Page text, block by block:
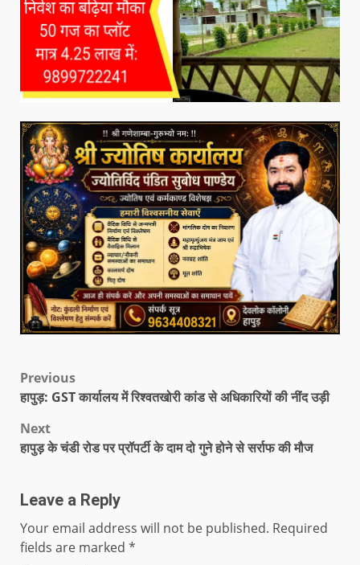
Previous
हापुड़: GST कार्यालय में रिश्वतखोरी कांड से अधिकारियों की नींद उड़ी
Next
हापुड़ के चंडी रोड पर प्रॉपर्टी के दाम दो गुने होने से सर्राफ की मौज
Leave a Reply
Your email address will not be published. Required
fields are marked *